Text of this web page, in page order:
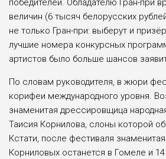
победителей. Обладателю Гран-при
величин (6 тысяч белорусских
не только Гран-при: выберут и
лучшие номера конкурсных
артистов было больше шансов
По словам руководителя, в жюри
корифеи международного уровня.
знаменитая дрессировщица
Таисия Корнилова, слоны которой
Кстати, после фестиваля
Корниловых останется в Гомеле и